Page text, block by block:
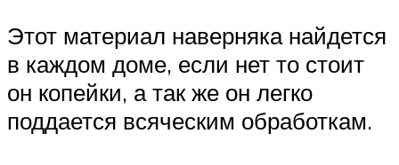
Этот материал наверняка найдется
в каждом доме, если нет то стоит
он копейки, а так же он легко
поддается всяческим обработкам.